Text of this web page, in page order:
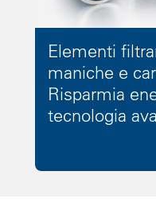
Elementi
maniche e
Risparmia
tecnologia